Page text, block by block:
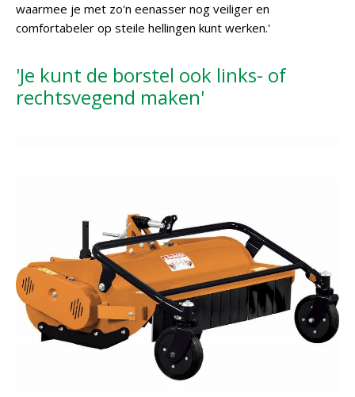
waarmee je met zo'n eenasser nog veiliger en
comfortabeler op steile hellingen kunt werken.'
'Je kunt de borstel ook links- of
rechtsvegend maken'